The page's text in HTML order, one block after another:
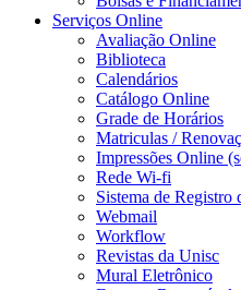
Serviços Online
Avaliação Online
Biblioteca
Calendários
Catálogo Online
Grade de Horários
Matriculas /
Impressões Online
Rede Wi-fi
Sistema de Registro
Webmail
Workflow
Revistas da Unisc
Mural Eletrônico